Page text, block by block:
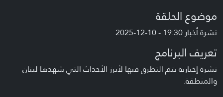
موضوع الحلقة
نشرة أخبار 19:30 - 10-12-2025
تعريف البرنامج
نشرة إخبارية يتم التطرق فيها لأبرز الأحداث التي شهدها لبنان
والمنطقة.